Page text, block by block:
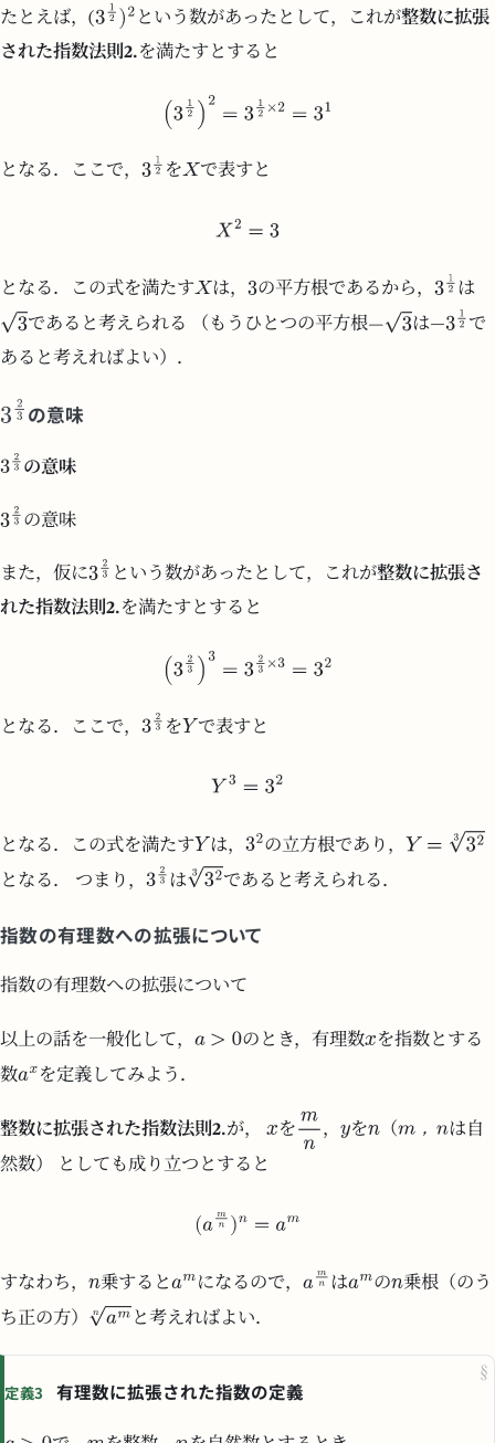
たとえば，( という数があったとして，これが整数に拡張
された指数法則2.を満たすとすると
となる．ここで， を で表すと
となる．この式を満たす は， の平方根であるから，
は
であると考えられる （もうひとつの平方根
は
で
あると考えればよい）．
の意味
の意味
の意味
また，仮に という数があったとして，これが整数に拡張さ
れた指数法則2.を満たすとすると
となる．ここで， を で表すと
となる．この式を満たす は，
の立方根であり，
となる． つまり，
は であると考えられる．
指数の有理数への拡張について
指数の有理数への拡張について
以上の話を一般化して， のとき，有理数
を指数とする
数
を定義してみよう．
整数に拡張された指数法則2.が， を ， を （ ，
は自
然数） としても成り立つとすると
すなわち， 乗すると になるので， は の
乗根（のう
ち正の方）
と考えればよい．
§
定義3 有理数に拡張された指数の定義